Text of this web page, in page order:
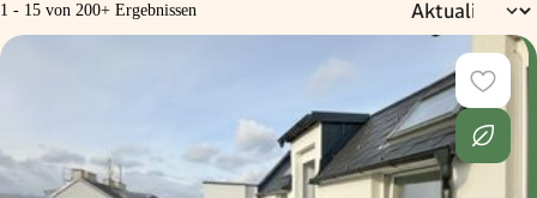
1 - 15 von 200+ Ergebnissen